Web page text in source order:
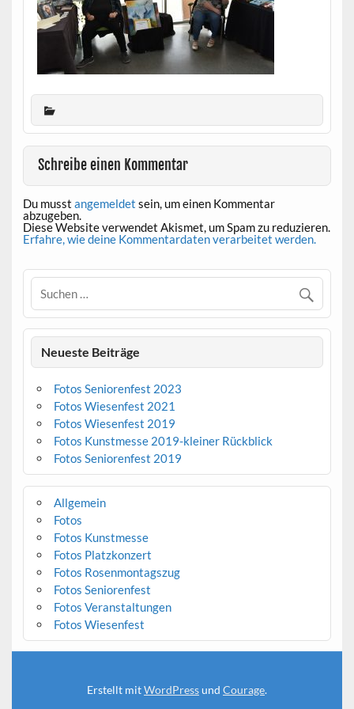
Schreibe einen Kommentar
Du musst angemeldet sein, um einen Kommentar
abzugeben.
Diese Website verwendet Akismet, um Spam zu reduzieren.
Erfahre, wie deine Kommentardaten verarbeitet werden.
Neueste Beiträge
Fotos Seniorenfest 2023
Fotos Wiesenfest 2021
Fotos Wiesenfest 2019
Fotos Kunstmesse 2019-kleiner Rückblick
Fotos Seniorenfest 2019
Allgemein
Fotos
Fotos Kunstmesse
Fotos Platzkonzert
Fotos Rosenmontagszug
Fotos Seniorenfest
Fotos Veranstaltungen
Fotos Wiesenfest
Erstellt mitWordPressund Courage.